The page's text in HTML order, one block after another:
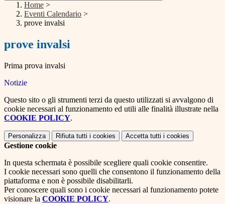
Home >
Eventi Calendario >
prove invalsi
prove invalsi
Prima prova invalsi
Notizie
Questo sito o gli strumenti terzi da questo utilizzati si avvalgono di
cookie necessari al funzionamento ed utili alle finalità illustrate nella
COOKIE POLICY.
Personalizza Rifiuta tutti i cookies Accetta tutti i cookies
Gestione cookie
In questa schermata è possibile scegliere quali cookie consentire.
I cookie necessari sono quelli che consentono il funzionamento della
piattaforma e non è possibile disabilitarli.
Per conoscere quali sono i cookie necessari al funzionamento potete
visionare la COOKIE POLICY.